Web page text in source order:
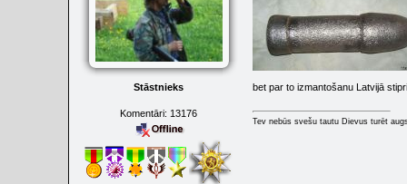
Stāstnieks
Komentāri: 13176
bet par to izmantošanu Latvijā
Tev nebūs svešu tautu Dievus turēt